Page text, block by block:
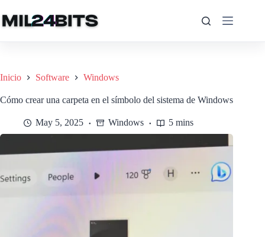
al
contenido
Inicio Software Windows
Cómo crear una carpeta en el símbolo del sistema de Windows
May 5, 2025 Windows 5 mins